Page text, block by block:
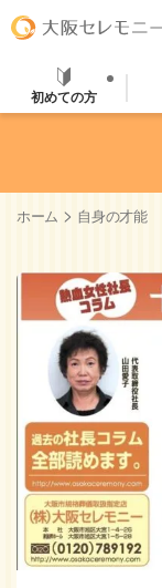
初めての方
ホーム > 自身の才能